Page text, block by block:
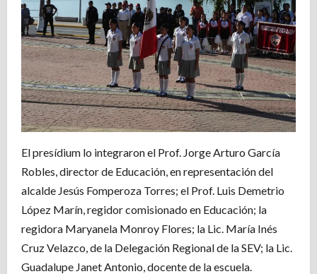
El presídium lo integraron el Prof. Jorge Arturo García
Robles, director de Educación, en representación del
alcalde Jesús Fomperoza Torres; el Prof. Luis Demetrio
López Marín, regidor comisionado en Educación; la
regidora Maryanela Monroy Flores; la Lic. María Inés
Cruz Velazco, de la Delegación Regional de la SEV; la Lic.
Guadalupe Janet Antonio, docente de la escuela.